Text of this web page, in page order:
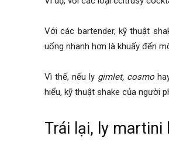
Với các bartender, kỹ thuật
uống nhanh hơn là khuấy đến
Vì thế, nếu ly gimlet, cosmo
hiểu, kỹ thuật shake của người
Trái lại, ly